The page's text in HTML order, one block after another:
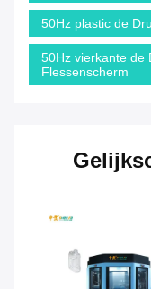
50Hz plastic de
50Hz vierkante de
Flessenscherm